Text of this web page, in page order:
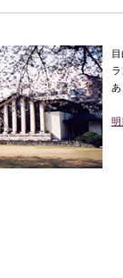
明